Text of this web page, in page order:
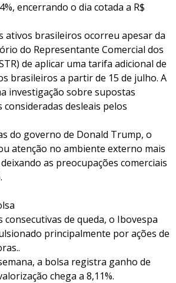
encerrando o dia cotada a R$
ativos brasileiros ocorreu apesar da
do Representante Comercial dos
de aplicar uma tarifa adicional de
brasileiros a partir de 15 de julho. A
investigação sobre supostas
consideradas desleais pelos
do governo de Donald Trump, o
atenção no ambiente externo mais
as preocupações comerciais
consecutivas de queda, o Ibovespa
principalmente por ações de
a bolsa registra ganho de
chega a 8,11%.